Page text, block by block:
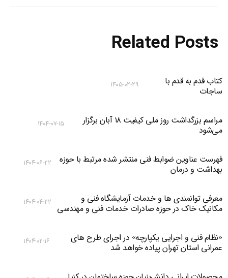
Related Posts
کتاب قدم به قدم با
ساجات
۱۴۰۵-۰۲-۲۹
مراسم بزرگداشت روز ملی کیفیت ۱۸ آبان برگزار
می‌شود
۱۴۰۴-۰۷-۱۵
فهرست عناوین ضوابط فنی منتشر شده مرتبط با حوزه
بهداشت و درمان
۱۴۰۴-۰۶-۲۲
معرفی توانمندی ها و خدمات آزمایشگاه فنی و
مکانیک خاک در حوزه صادرات خدمات فنی و مهندسی
۱۴۰۴-۰۴-۲۲
«نظام فنی و اجرایی یکپارچه» در اجرای طرح های
عمرانی استان تهران پیاده خواهد شد
۱۴۰۴-۰۲-۱۶